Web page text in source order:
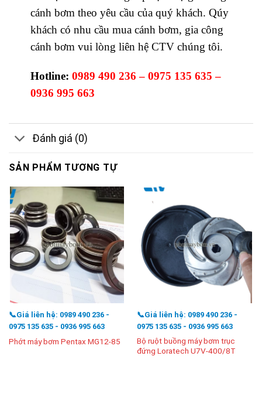
cánh bơm theo yêu cầu của quý khách. Qúy
khách có nhu cầu mua cánh bơm, gia công
cánh bơm vui lòng liên hệ CTV chúng tôi.
Hotline: 0989 490 236 – 0975 135 635 –
0936 995 663
Đánh giá (0)
SẢN PHẨM TƯƠNG TỰ
📞Giá liên hệ: 0989 490 236 -
0975 135 635 - 0936 995 663
Phớt máy bơm Pentax MG12-85
📞Giá liên hệ: 0989 490 236 -
0975 135 635 - 0936 995 663
Bộ ruột buồng máy bơm trục
đứng Loratech U7V-400/8T